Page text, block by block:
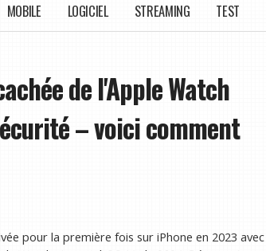
MOBILE LOGICIEL STREAMING TEST
de l'Apple Watch
– voici comment
pour la première fois sur iPhone en 2023 avec